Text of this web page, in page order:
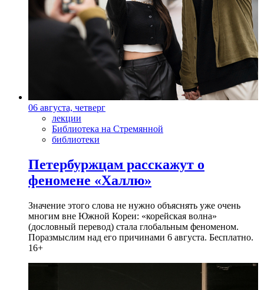
06 августа, четверг
лекции
Библиотека на Стремянной
библиотеки
Петербуржцам расскажут о
феномене «Халлю»
Значение этого слова не нужно объяснять уже очень
многим вне Южной Кореи: «корейская волна»
(дословный перевод) стала глобальным феноменом.
Поразмыслим над его причинами 6 августа. Бесплатно.
16+